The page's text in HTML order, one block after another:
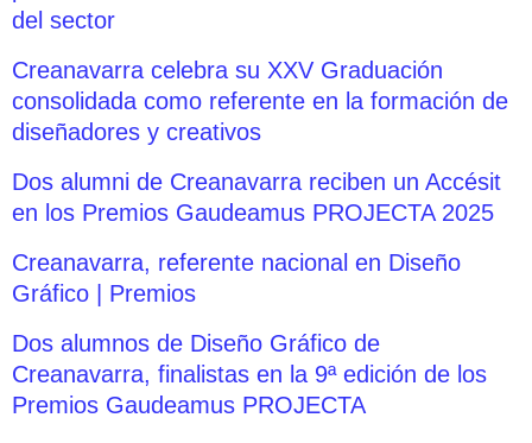
del sector
Creanavarra celebra su XXV Graduación
consolidada como referente en la formación de
diseñadores y creativos
Dos alumni de Creanavarra reciben un Accésit
en los Premios Gaudeamus PROJECTA 2025
Creanavarra, referente nacional en Diseño
Gráfico | Premios
Dos alumnos de Diseño Gráfico de
Creanavarra, finalistas en la 9ª edición de los
Premios Gaudeamus PROJECTA